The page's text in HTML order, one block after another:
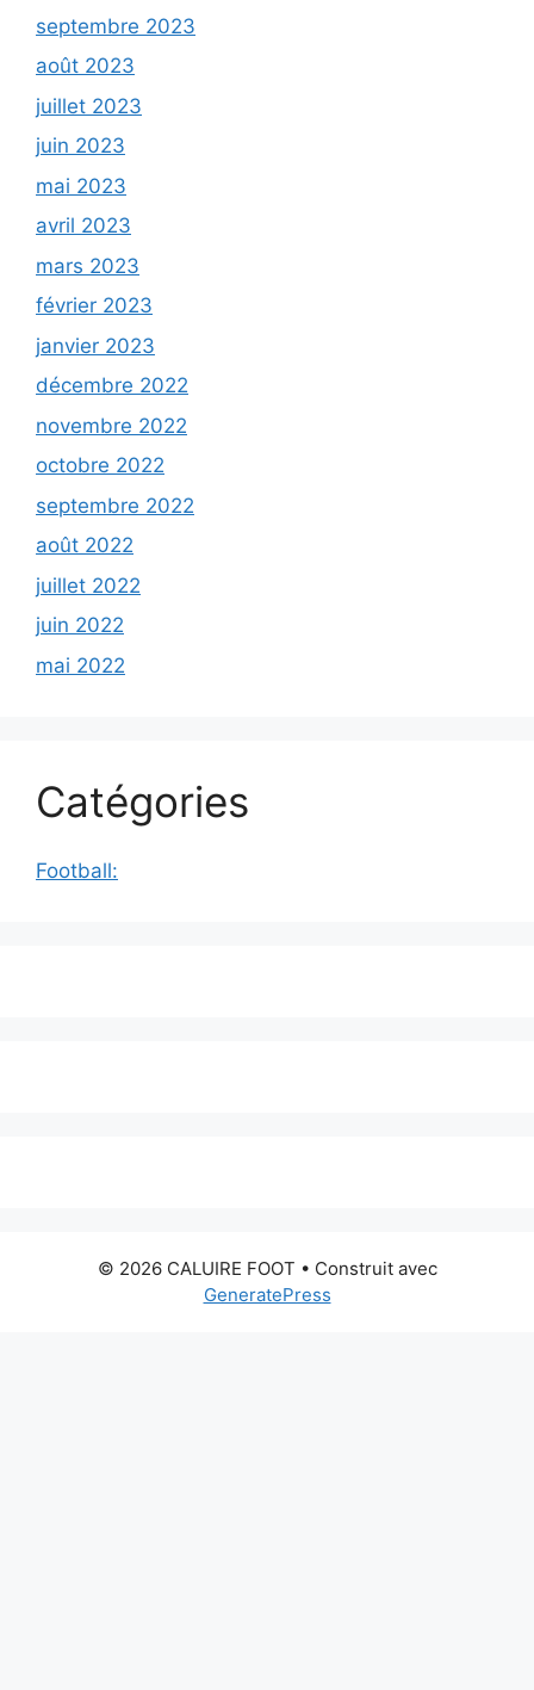
septembre 2023
août 2023
juillet 2023
juin 2023
mai 2023
avril 2023
mars 2023
février 2023
janvier 2023
décembre 2022
novembre 2022
octobre 2022
septembre 2022
août 2022
juillet 2022
juin 2022
mai 2022
Catégories
Football:
© 2026 CALUIRE FOOT • Construit avec
GeneratePress